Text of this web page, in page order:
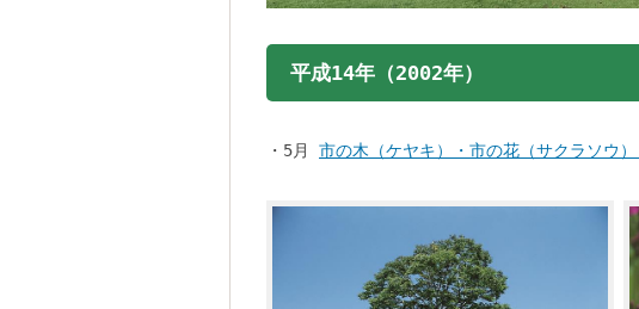
平成14年（2002年）
・5月 市の木（ケヤキ）・市の花（サクラソウ）